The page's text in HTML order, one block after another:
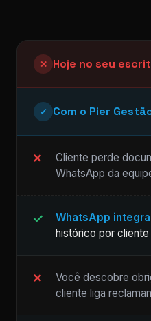
✕ Hoje no seu
✓ Com o Pier
Cliente perde
WhatsApp da
WhatsApp
histórico por cliente
Você descobre
cliente liga